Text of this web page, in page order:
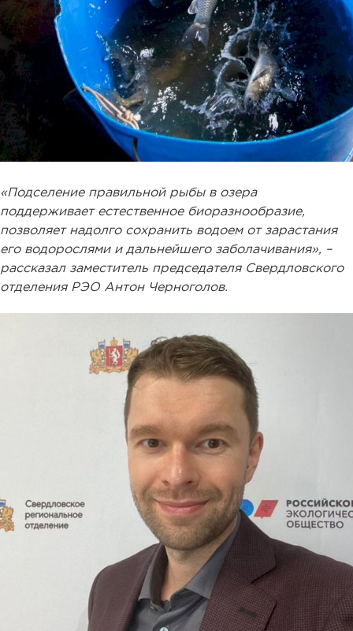
«Подселение правильной рыбы в озера
поддерживает естественное биоразнообразие,
позволяет надолго сохранить водоем от зарастания
его водорослями и дальнейшего заболачивания», –
рассказал заместитель председателя Свердловского
отделения РЭО Антон Черноголов.